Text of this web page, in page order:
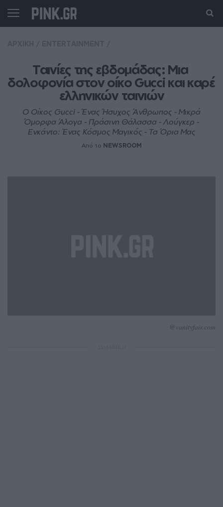
Ταινίες της εβδομάδας: Μια
δολοφονία στον οίκο Gucci και καρέ
ελληνικών ταινιών
Ο Οίκος Gucci - Ένας Ήσυχος Άνθρωπος - Μικρά
Όμορφα Άλογα - Πράσινη Θάλασσα - Λούγκερ -
Ενκάντο: Ένας Κόσμος Μαγικός - Τα Όρια Μας
Από το NEWSROOM
@vanityfair.com